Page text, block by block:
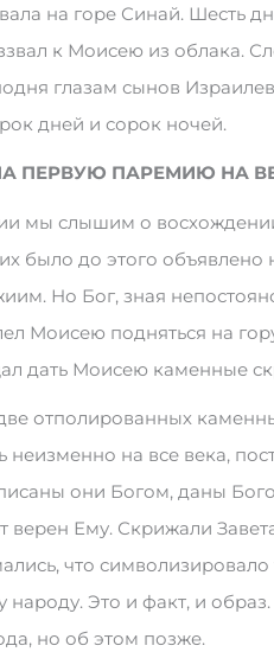
на го­ре Си­най. Шесть
к Мо­и­сею из об­ла­ка.
гла­зам сы­нов
дней и со­рок но­чей.
ПЕРВУЮ ПАРЕМИЮ НА
мы слы­шим о
бы­ло до это­го объ­я­в­ле­но
Но Бог, зная
Мо­и­сею под­нять­ся на
дать Мо­и­сею ка­мен­ные
от­по­ли­ро­­ва­нных
не­из­мен­но на все ве­ка,
они Бо­гом, да­ны
ве­рен Ему. Скри­жа­ли
что
на­ро­ду. Это и факт, и
но об этом поз­же.